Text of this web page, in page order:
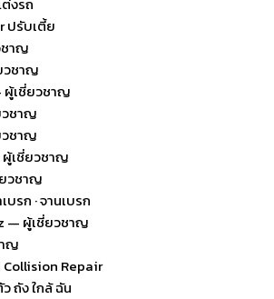
ปรับเตี้ย
ชาญ
วชาญ
เชี่ยวชาญ
ชาญ
วชาญ
เชี่ยวชาญ
วชาญ
บรก · จานเบรก
— ผู้เชี่ยวชาญ
ญ
Repair
ถัง ใกล้ ฉัน